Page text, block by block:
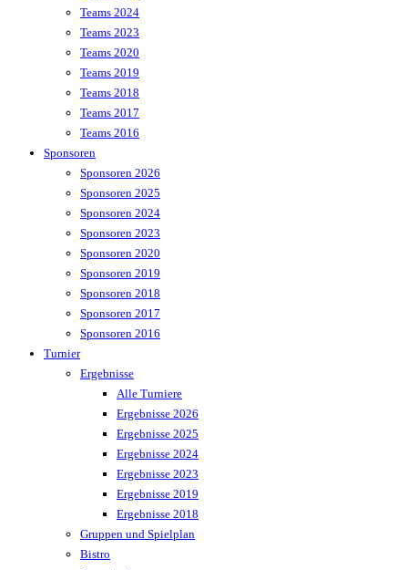
Teams 2024
Teams 2023
Teams 2020
Teams 2019
Teams 2018
Teams 2017
Teams 2016
Sponsoren
Sponsoren 2026
Sponsoren 2025
Sponsoren 2024
Sponsoren 2023
Sponsoren 2020
Sponsoren 2019
Sponsoren 2018
Sponsoren 2017
Sponsoren 2016
Turnier
Ergebnisse
Alle Turniere
Ergebnisse 2026
Ergebnisse 2025
Ergebnisse 2024
Ergebnisse 2023
Ergebnisse 2019
Ergebnisse 2018
Gruppen und Spielplan
Bistro